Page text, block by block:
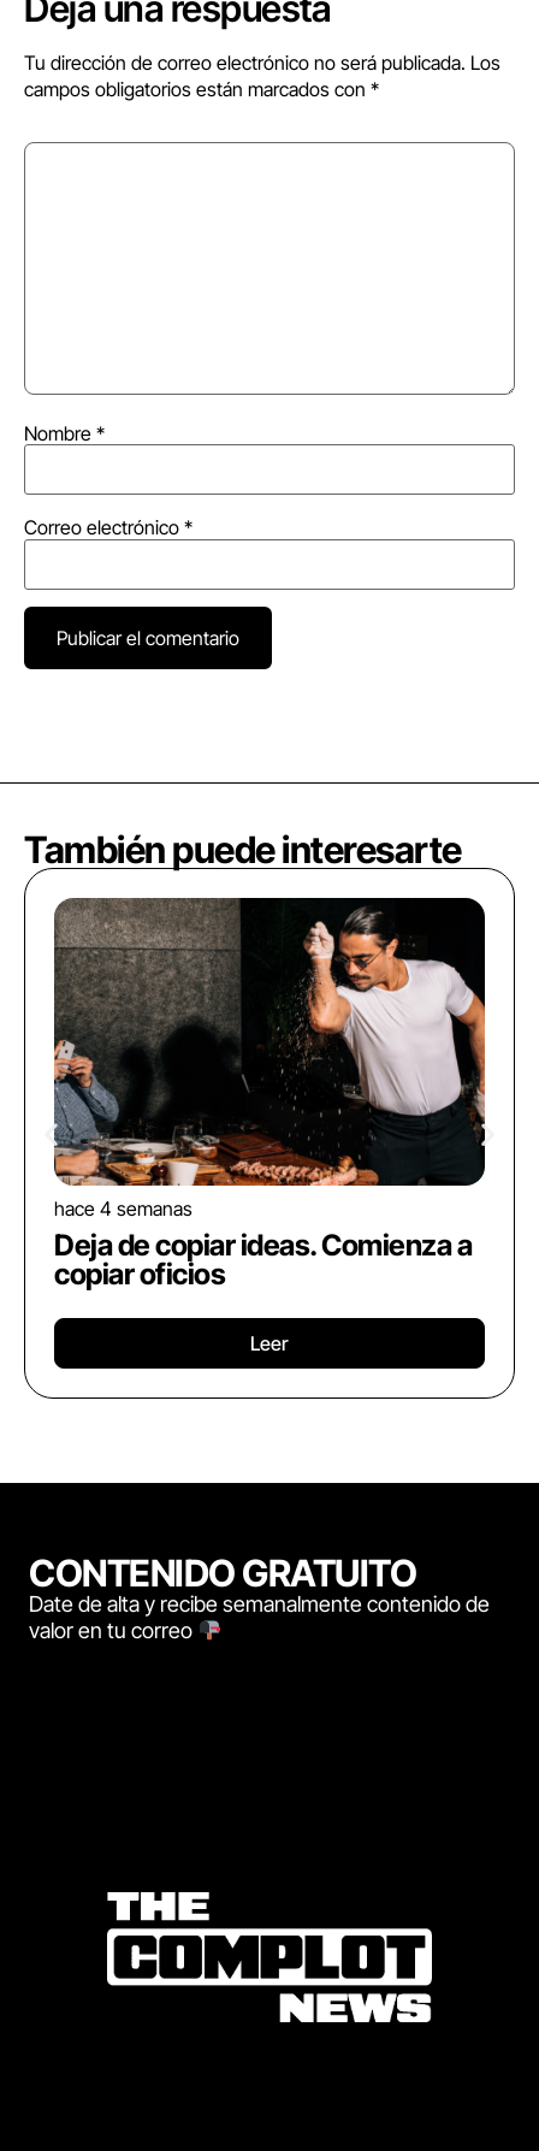
Tu dirección de correo electrónico no será publicada. Los
campos obligatorios están marcados con *
Nombre *
Correo electrónico *
También puede interesarte
hace 4 semanas
Deja de copiar ideas. Comienza a
copiar oficios
Leer
CONTENIDO GRATUITO
Date de alta y recibe semanalmente contenido de
valor en tu correo